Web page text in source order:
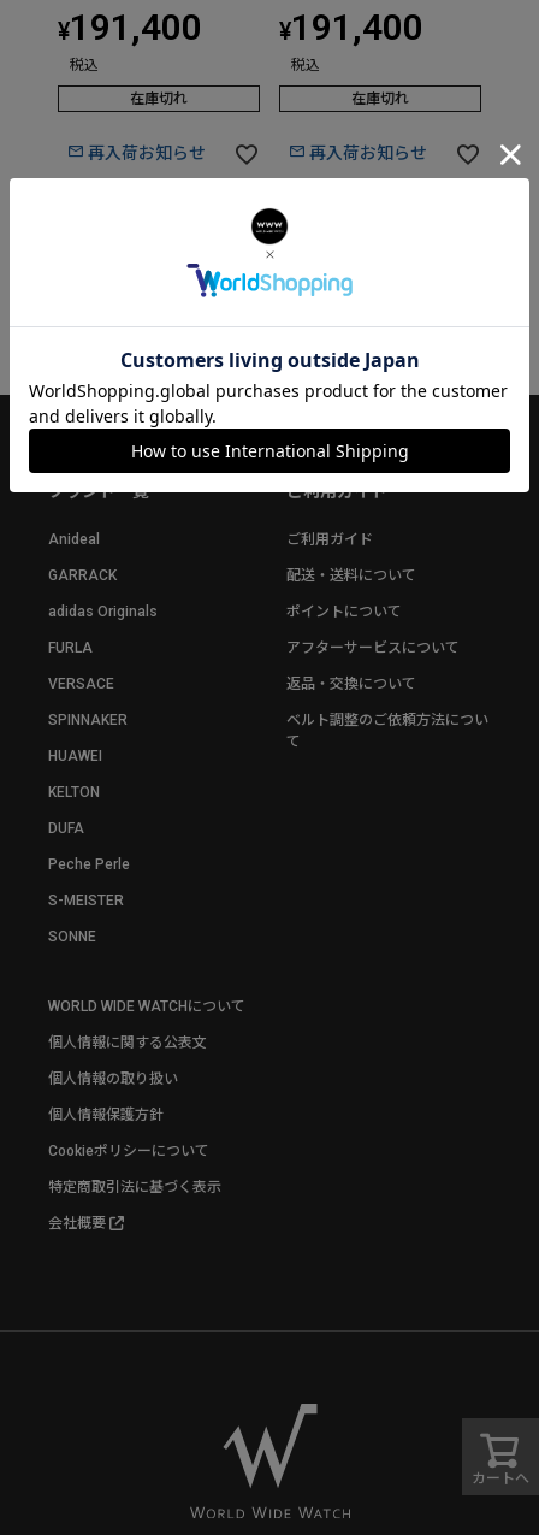
¥191,400
税込
在庫切れ
再入荷お知らせ
¥191,400
税込
在庫切れ
再入荷お知らせ
価格が高い順
カートへ
ブランド一覧
Anideal
GARRACK
adidas Originals
FURLA
VERSACE
SPINNAKER
HUAWEI
KELTON
DUFA
Peche Perle
S-MEISTER
SONNE
ご利用ガイド
ご利用ガイド
配送・送料について
ポイントについて
アフターサービスについて
返品・交換について
ベルト調整のご依頼方法につい
て
WORLD WIDE WATCHについて
個人情報に関する公表文
個人情報の取り扱い
個人情報保護方針
Cookieポリシーについて
特定商取引法に基づく表示
会社概要